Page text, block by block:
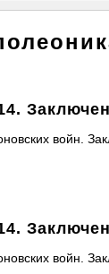
войн.
войн.